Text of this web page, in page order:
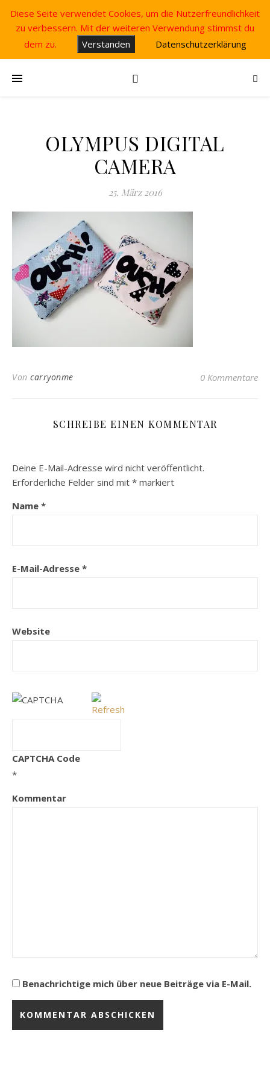
OLYMPUS DIGITAL
CAMERA
25. März 2016
Von carryonme 0 Kommentare
SCHREIBE EINEN KOMMENTAR
Deine E-Mail-Adresse wird nicht veröffentlicht.
Erforderliche Felder sind mit * markiert
Name *
E-Mail-Adresse *
Website
CAPTCHA Code
*
Kommentar
Benachrichtige mich über neue Beiträge via E-Mail.
Diese Seite verwendet Cookies, um die Nutzerfreundlichkeit
zu verbessern. Mit der weiteren Verwendung stimmst du
dem zu.
Verstanden Datenschutzerklärung